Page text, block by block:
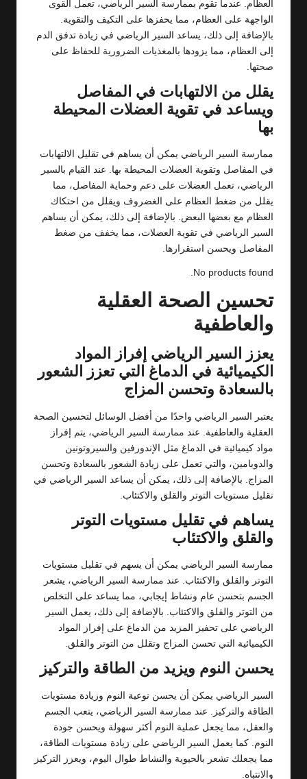
العظام. عندما تقوم بممارسة السير الرياضي، تعمل القوى
الواجهة على العظام، مما يحفزها على التكيف والتقوية.
بالإضافة إلى ذلك، يساعد السير الرياضي في زيادة تدفق الدم
إلى العظام، مما يزودها بالمغذيات الضرورية للحفاظ على
صحتها.
يقلل من الالتهابات في المفاصل
ويساعد في تقوية العضلات المحيطة
بها
ممارسة السير الرياضي يمكن أن يساهم في تقليل الالتهابات
في المفاصل وتقوية العضلات المحيطة بها. عند القيام بالسير
الرياضي، تعمل العضلات على دعم وحماية المفاصل، مما
يقلل من ضغط العظام على الغضروف ويقلل من احتكاك
العظام مع بعضها البعض. بالإضافة إلى ذلك، يمكن أن يساهم
السير الرياضي في تقوية العضلات، مما يخفف من ضغط
المفاصل ويحسن استقرارها.
No products found.
تحسين الصحة العقلية
والعاطفية
يعزز السير الرياضي إفراز المواد
الكيميائية في الدماغ التي تعزز الشعور
بالسعادة وتحسن المزاج
يعتبر السير الرياضي واحدًا من أفضل الوسائل لتحسين الصحة
العقلية والعاطفية. عند ممارسة السير الرياضي، يتم إفراز
مواد كيميائية في الدماغ مثل الإندورفين والسيروتونين
والدوبامين، والتي تعمل على زيادة الشعور بالسعادة وتحسن
المزاج. بالإضافة إلى ذلك، يمكن أن يساعد السير الرياضي في
تقليل مستويات التوتر والقلق والاكتئاب.
يساهم في تقليل مستويات التوتر
والقلق والاكتئاب
ممارسة السير الرياضي يمكن أن يسهم في تقليل مستويات
التوتر والقلق والاكتئاب. عند ممارسة السير الرياضي، يشعر
الجسم بتحسن عام ونشاط إيجابي، مما يساعد على التخلص
من التوتر والقلق والاكتئاب. بالإضافة إلى ذلك، يعمل السير
الرياضي على تحفيز المزيد من الدماغ على إفراز المواد
الكيميائية التي تحسن المزاج وتقلل من التوتر والقلق.
يحسن النوم ويزيد من الطاقة والتركيز
السير الرياضي يمكن أن يحسن نوعية النوم وزيادة مستويات
الطاقة والتركيز. عند ممارسة السير الرياضي، يتعب الجسم
والعقل، مما يجعل عملية النوم أكثر سهولة ويحسن جودة
النوم. كما يعمل السير الرياضي على زيادة مستويات الطاقة،
مما يجعلك تشعر بالحيوية والنشاط طوال اليوم، ويعزز التركيز
والانتباه.